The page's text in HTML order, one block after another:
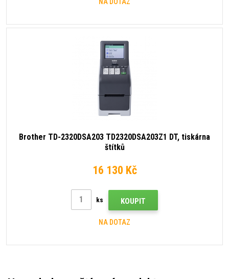
NA DOTAZ
Brother TD-2320DSA203 TD2320DSA203Z1 DT, tiskárna
štítků
16 130 Kč
ks KOUPIT
NA DOTAZ